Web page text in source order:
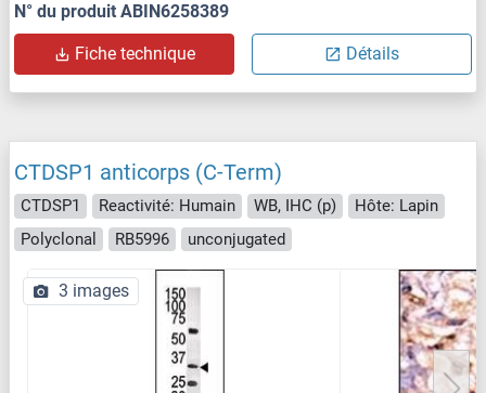
N° du produit ABIN6258389
Fiche technique Détails
CTDSP1 anticorps (C-Term)
CTDSP1 Reactivité: Humain WB, IHC (p)
Hôte: Lapin
Polyclonal
RB5996 unconjugated
3 images